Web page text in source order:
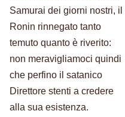
Samurai dei giorni nostri, il
Ronin rinnegato tanto
temuto quanto è riverito:
non meravigliamoci quindi
che perfino il satanico
Direttore stenti a credere
alla sua esistenza.